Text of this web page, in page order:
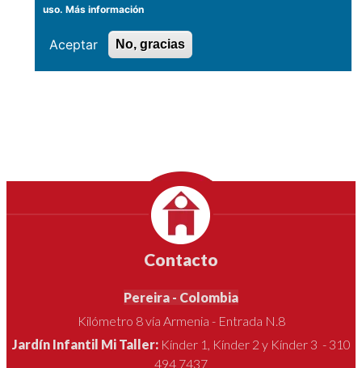
Contacto
Pereira - Colombia
Kilómetro 8 vía Armenia - Entrada N.8
Jardín Infantil Mi Taller: Kínder 1, Kínder 2 y Kínder 3 - 310
494 7437